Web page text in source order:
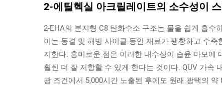
2-에틸헥실 아크릴레이트의 소수성이
2-EHA의 분지형 C8 탄화수소 구조는 물을 쉽게 흡
이는 동결 및 해빙 사이클 동안 재료가 팽창하고 수
지한다. 흥미로운 점은 이러한 내수성이 습윤 마모에
훨씬 더 잘 저항할 수 있게 한다는 것이다. QUV 가속
광 조건에서 5,000시간 노출된 후에도 원래 광택의